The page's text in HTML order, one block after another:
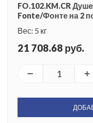
FO.102.KM.CR
Fonte/Фонте на 2
Вес: 5 кг
21 708.68 руб.